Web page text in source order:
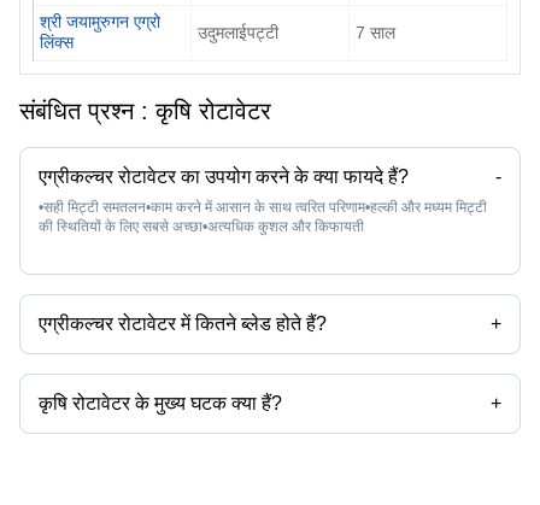
श्री जयामुरुगन एग्रो
लिंक्स
उदुमलाईपट्टी 7 साल
संबंधित प्रश्न :कृषि रोटावेटर
एग्रीकल्चर रोटावेटर का उपयोग करने के क्या फायदे हैं? -
•सही मिट्टी समतलन•काम करने में आसान के साथ त्वरित परिणाम•हल्की और मध्यम मिट्टी
की स्थितियों के लिए सबसे अच्छा•अत्यधिक कुशल और किफायती
एग्रीकल्चर रोटावेटर में कितने ब्लेड होते हैं? +
एक कृषि रोटावेटर में 27 ब्लेड, 30 ब्लेड, 42 ब्लेड या 54 ब्लेड हो सकते हैं, जो इसके विभिन्न
मॉडलों जैसे 3 फीट, 4 फीट या 8 फीट पर निर्भर करता है।
कृषि रोटावेटर के मुख्य घटक क्या हैं? +
इसके मुख्य घटक रोटर शाफ्ट, कार्डन शाफ्ट, ब्लेड, साइड ट्रांसमिशन यूनिट, ट्रेलिंग बोर्ड और